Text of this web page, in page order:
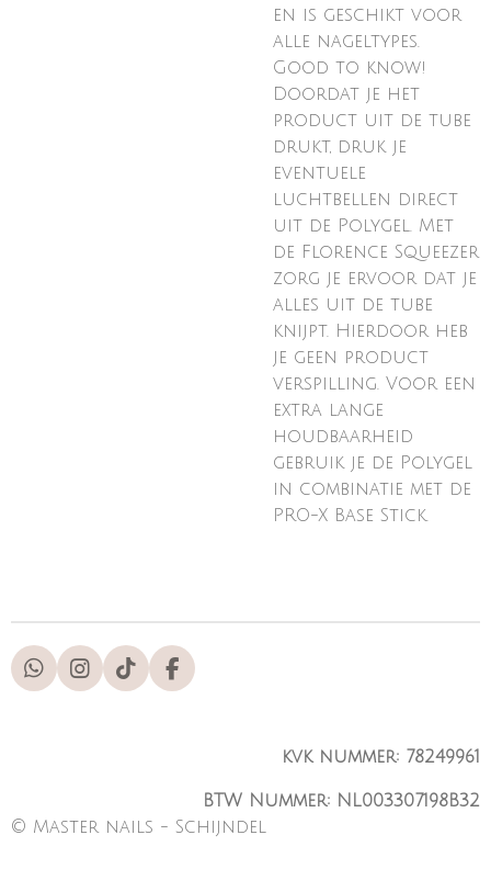
en is geschikt voor
alle nageltypes.
Good to know!
Doordat je het
product uit de tube
drukt, druk je
eventuele
luchtbellen direct
uit de Polygel. Met
de Florence Squeezer
zorg je ervoor dat je
alles uit de tube
knijpt. Hierdoor heb
je geen product
verspilling. Voor een
extra lange
houdbaarheid
gebruik je de Polygel
in combinatie met de
PRO-X Base Stick.
W
h
p
I
n
a
T
i
F
a
k
kvk nummer: 78249961
BTW Nummer: NL003307198B32
© Master nails - Schijndel